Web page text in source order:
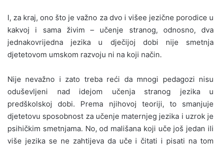
I, za kraj, ono što je važno za dvo i višee jezične porodice u
kakvoj i sama živim – učenje stranog, odnosno, dva
jednakovrijedna jezika u dječijoj dobi nije smetnja
djetetovom umskom razvoju ni na koji način.
Nije nevažno i zato treba reći da mnogi pedagozi nisu
oduševljeni nad idejom učenja stranog jezika u
predškolskoj dobi. Prema njihovoj teoriji, to smanjuje
djetetovu sposobnost za učenje maternjeg jezika i uzrok je
psihičkim smetnjama. No, od mališana koji uče još jedan ili
više jezika se ne zahtijeva da uče i čitati i pisati na tom